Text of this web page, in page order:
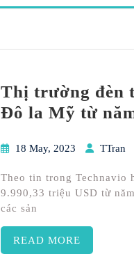
Thị trường đèn
Đô la Mỹ từ
18 May, 2023 TTran
Theo tin trong Technavio
9.990,33 triệu USD từ
các sản
READ MORE